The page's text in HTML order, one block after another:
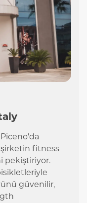
fitness
pekiştiriyor.
güvenilir,